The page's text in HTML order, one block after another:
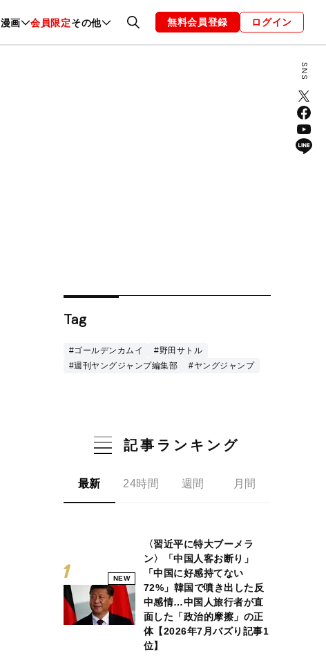
漫画 会員限定その他
ファッション 恋愛・結婚 編集部 お知らせ
無料会員登録 ログイン
Tag
#ゴールデンカムイ
#野田サトル
#週刊ヤングジャンプ編集部
#ヤングジャンプ
記事ランキング
最新 24時間 週間 月間
NEW
〈習近平に特大ブーメラ
ン〉「中国人客お断り」
「中国に好感持てない
72%」韓国で噴き出した反
中感情…中国人旅行者が直
面した「政治的摩擦」の正
体【2026年7月バズり記事1
位】